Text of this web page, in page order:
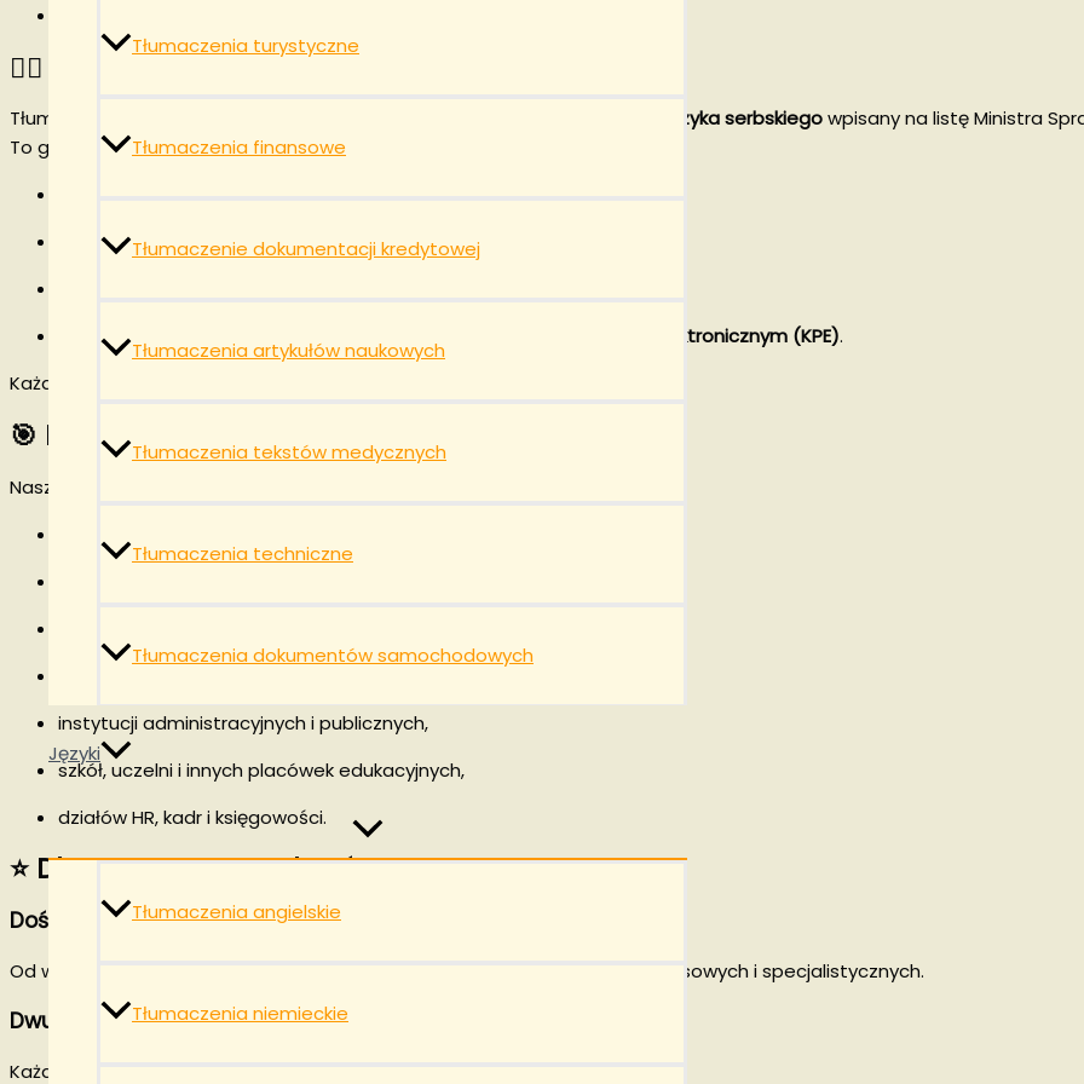
Tłumaczenia turystyczne
Tłumaczenia finansowe
Tłumaczenie dokumentacji kredytowej
Tłumaczenia artykułów naukowych
Tłumaczenia tekstów medycznych
Tłumaczenia techniczne
Tłumaczenia dokumentów samochodowych
Języki
Tłumaczenia angielskie
Tłumaczenia niemieckie
👩‍⚖️ Tłumacz przysięgły języka serbskiego
Tłumaczenia wymagające mocy urzędowej wykonuje tłumacz przysięgły języka serbskiegowpisany na listę Ministra
To gwarantuje, że dokument:
odpowiada oryginałowi,
jest podpisany pieczęcią tłumacza lub
kwalifikowanym podpisem elektronicznym (KPE).
Każdy dokument przechodzi dodatkowy etap kontroli jakości.
🎯 Dla kogo wykonujemy tłumaczenia serbskie
Nasze tłumaczenia kierujemy do:
instytucji administracyjnych i publicznych,
szkół, uczelni i innych placówek edukacyjnych,
działów HR, kadr i księgowości.
⭐ Dlaczego warto wybrać LYNX?
Doświadczenie w tłumaczeniach serbskich
Od wielu lat zajmujemy się tłumaczeniami dokumentów urzędowych, biznesowych i specjalistycznych.
Dwustopniowa korekta
Każde tłumaczenie jest sprawdzane przez innego tłumacza.